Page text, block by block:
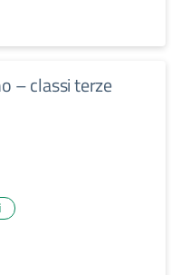
– classi terze